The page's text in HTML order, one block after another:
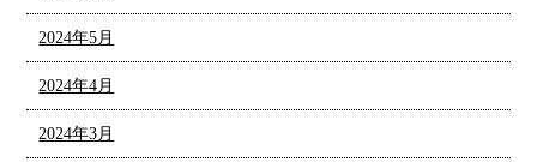
2024年5月
2024年4月
2024年3月